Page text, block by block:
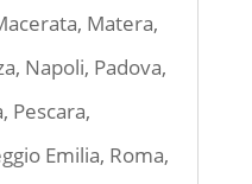
, Matera,
, Napoli, Padova,
, Pescara,
Emilia, Roma,